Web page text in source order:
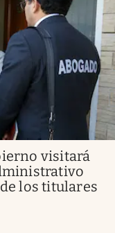
visitará
los titulares